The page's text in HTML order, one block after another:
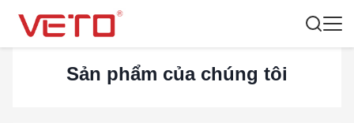
Sản phẩm của chúng tôi